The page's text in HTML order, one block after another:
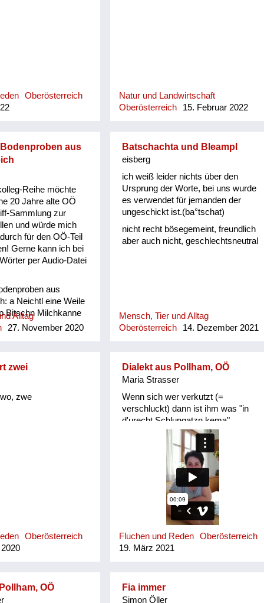
Oberösterreich
Natur und Landwirtschaft
Oberösterreich
15. Februar 2022
aus
Reihe möchte
20 Jahre alte OÖ
Sammlung zur
und würde mich
für den OÖ-Teil
Gerne kann ich bei
per Audio-Datei
aus
a Neichtl eine Weile
Bitschn Milchkanne
sich her schimpfen/
Tatsal kleines
derrisch taub/
einem „die Muffn
im Innenhof
meistens mit
Unkraut jäten
an ...
Alltag
27. November 2020
Batschachta und Bleampl
eisberg
ich weiß leider nichts über den
Ursprung der Worte, bei uns wurde
es verwendet für jemanden der
ungeschickt ist.(ba°tschat)
nicht recht bösegemeint, freundlich
aber auch nicht, geschlechtsneutral
Mensch, Tier und Alltag
Oberösterreich
14. Dezember 2021
zwei
zwe
Oberösterreich
Dialekt aus Pollham, OÖ
Maria Strasser
Wenn sich wer verkutzt (=
verschluckt) dann ist ihm was "in
d'urecht Schlungatzn kema"
Fluchen und Reden
Oberösterreich
19. März 2021
OÖ Fia immer
Simon Öller